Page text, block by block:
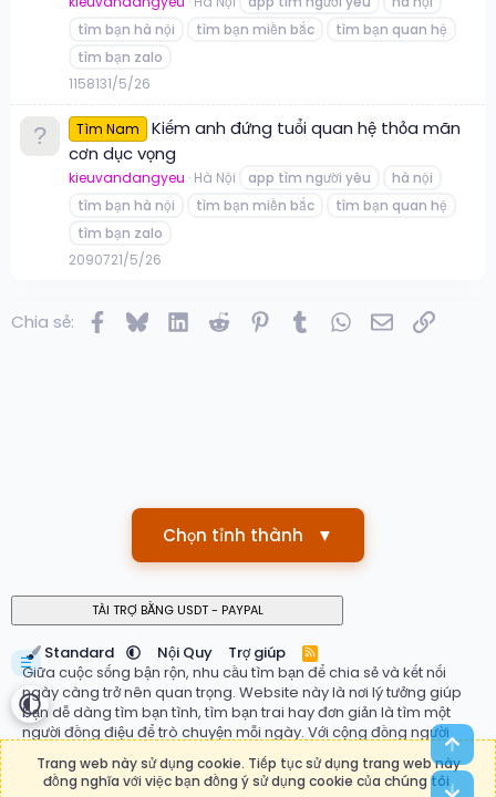
tìm bạn hà nội
tìm bạn miền bắc
tìm bạn quan hệ
tìm bạn zalo
1158131/5/26
Tìm Nam
Kiếm anh đứng tuổi quan hệ thỏa mãn
cơn dục vọng
kieuvandangyeu Hà Nội app tìm người yêu
hà nội
tìm bạn hà nội
tìm bạn miền bắc
tìm bạn quan hệ
tìm bạn zalo
2090721/5/26
Chia sẻ: Facebook
BlueskyLinkedInReddit Pinterest
Tumblr WhatsApp
EmailLink
Chọn tỉnh thành ▼
Standard Nội Quy Trợ giúp
R
S
S
Giữa cuộc sống bận rộn, nhu cầu tìm bạn để chia sẻ và kết nối
ngày càng trở nên quan trọng. Website này là nơi lý tưởng giúp
bạn dễ dàng tìm bạn tình, tìm bạn trai hay đơn giản là tìm một
người đồng điệu để trò chuyện mỗi ngày. Với cộng đồng người
dùng đa dạng, hệ thống ghép đôi thông minh và giao diện thân
thiện, bạn có thể nhanh chóng tìm thấy mối quan hệ phù hợp với
mong muốn của mình. Đừng ngần ngại bắt đầu hành trình kết nối
Trang web này sử dụng cookie. Tiếp tục sử dụng trang web này
đồng nghĩa với việc bạn đồng ý sử dụng cookie của chúng tôi.
Top
☰